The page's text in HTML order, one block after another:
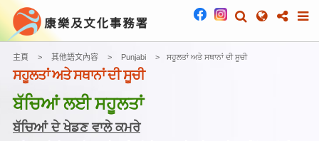
主頁 其他語文內容 Punjabi ਸਹੂਲਤਾਂ ਅਤੇ ਸਥਾਨਾਂ ਦੀ ਸੂਚੀ
ਸਹੂਲਤਾਂ ਅਤੇ ਸਥਾਨਾਂ ਦੀ ਸੂਚੀ
ਬੱਚਿਆਂ ਲਈ ਸਹੂਲਤਾਂ
ਬੱਚਿਆਂ ਦੇ ਖੇਡਣ ਵਾਲੇ ਕਮਰੇ